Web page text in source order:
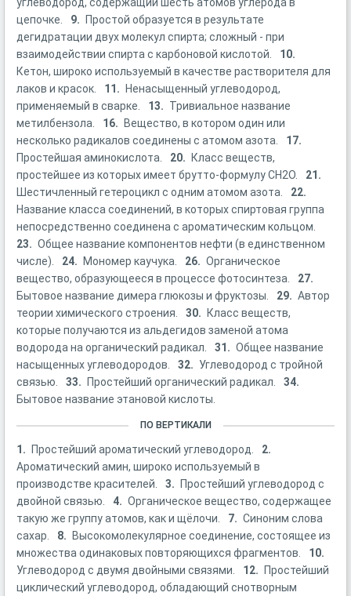
цепочке.
9.
Простой образуется в результате
дегидратации двух молекул спирта; сложный - при
взаимодействии спирта с карбоновой кислотой.
10.
Кетон, широко используемый в качестве растворителя для
лаков и красок.
11.
Ненасыщенный углеводород,
применяемый в сварке.
13. Тривиальное название
метилбензола.
16.
Вещество, в котором один или
несколько радикалов соединены с атомом азота.
17.
Простейшая аминокислота.
20.
Класс веществ,
простейшее из которых имеет брутто-формулу СН2О.
21.
Шестичленный гетероцикл с одним атомом азота.
22.
Название класса соединений, в которых спиртовая группа
непосредственно соединена с ароматическим кольцом.
23. Общее название компонентов нефти (в единственном
числе).
24. Мономер каучука. 26. Органическое
вещество, образующееся в процессе фотосинтеза.
27.
Бытовое название димера глюкозы и фруктозы.
29. Автор
теории химического строения.
30.
Класс веществ,
которые получаются из альдегидов заменой атома
водорода на органический радикал.
31. Общее название
насыщенных углеводородов.
32. Углеводород с тройной
связью.
33. Простейший органический радикал.
34.
Бытовое название этановой кислоты.
ПО ВЕРТИКАЛИ
1. Простейший ароматический углеводород.
2.
Ароматический амин, широко используемый в
производстве красителей.
3.
Простейший углеводород с
двойной связью.
4. Органическое вещество, содержащее
такую же группу атомов, как и щёлочи.
7. Синоним слова
сахар.
8.
Высокомолекулярное соединение, состоящее из
множества одинаковых повторяющихся фрагментов.
10.
Углеводород с двумя двойными связями.
12.
Простейший
циклический углеводород, обладающий снотворным